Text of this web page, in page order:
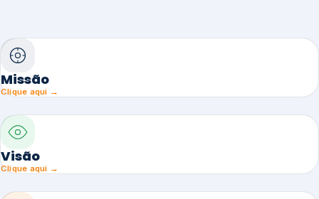
Missão
Clique aqui →
Visão
Clique aqui →